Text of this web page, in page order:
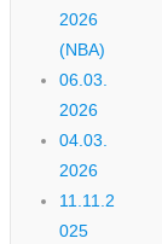
2026
(NBA)
06.03.
2026
04.03.
2026
11.11.2
025